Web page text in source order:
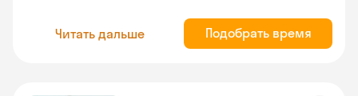
Читать дальше Подобрать время